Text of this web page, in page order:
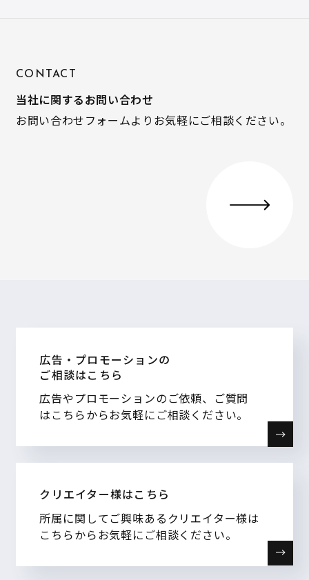
CONTACT
当社に関するお問い合わせ
お問い合わせフォームよりお気軽にご相談ください。
広告・プロモーションの
ご相談はこちら
広告やプロモーションのご依頼、ご質問
はこちらからお気軽にご相談ください。
クリエイター様はこちら
所属に関してご興味あるクリエイター様は
こちらからお気軽にご相談ください。